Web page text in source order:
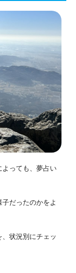
よっても、夢占い
だったのかをよ
状況別にチェッ